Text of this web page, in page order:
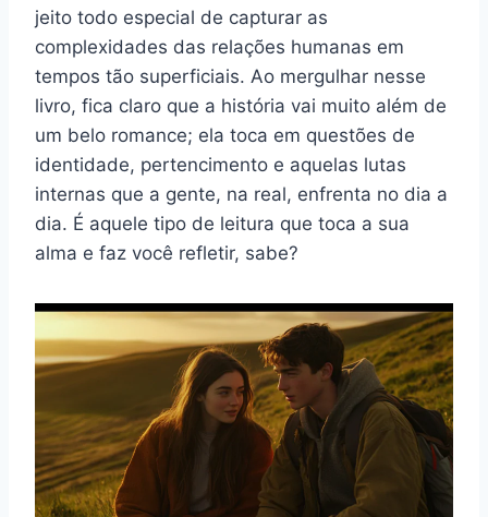
jeito todo especial de capturar as
complexidades das relações humanas em
tempos tão superficiais. Ao mergulhar nesse
livro, fica claro que a história vai muito além de
um belo romance; ela toca em questões de
identidade, pertencimento e aquelas lutas
internas que a gente, na real, enfrenta no dia a
dia. É aquele tipo de leitura que toca a sua
alma e faz você refletir, sabe?